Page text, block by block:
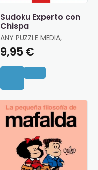
Sudoku Experto con
Chispa
ANY PUZZLE MEDIA,
9,95 €